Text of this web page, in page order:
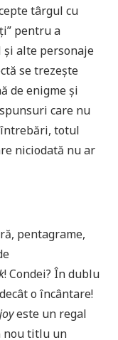
târgul cu
pentru a
și alte personaje
se trezește
de enigme și
care nu
întrebări, totul
niciodată nu ar
pentagrame,
! Condei? În dublu
o încântare!
este un regal
nou titlu un